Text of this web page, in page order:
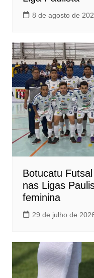
8 de agosto de
Botucatu
nas Ligas
feminina
29 de julho de